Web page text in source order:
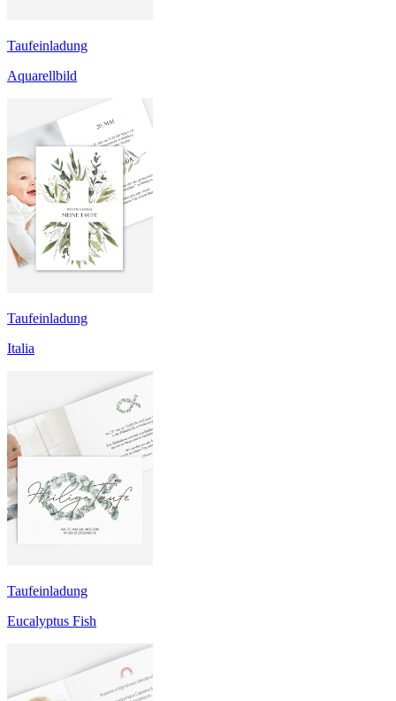
Taufeinladung
Aquarellbild
Taufeinladung
Italia
Taufeinladung
Eucalyptus Fish